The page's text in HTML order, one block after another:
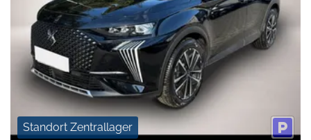
Standort Zentrallager